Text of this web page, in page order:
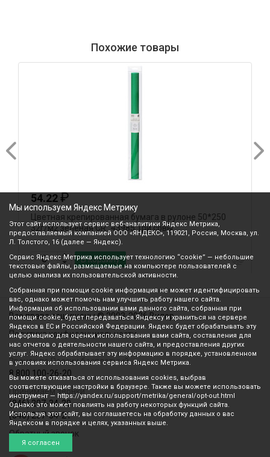
Похожие товары
54.22₽
Цветная крепированная бумага в рулоне 50*250
32г/м2 зеленая CR_43985 Три совы
В корзину
Все права защищены © 2003-2026 Вилор
Политика конфиденциальности
Звонок по России бесплатный
8 800 100-26-20
Принимаем звонки
(846) 207-34-20
(846) 207-34-21
Обратный звонок
Мы используем Яндекс Метрику
Этот сайт использует сервис веб-аналитики Яндекс Метрика,
предоставляемый компанией ООО «ЯНДЕКС», 119021, Россия, Москва, ул.
Л. Толстого, 16 (далее — Яндекс).
Сервис Яндекс Метрика использует технологию “cookie” — небольшие
текстовые файлы, размещаемые на компьютере пользователей с
целью анализа их пользовательской активности.
Собранная при помощи cookie информация не может идентифицировать
вас, однако может помочь нам улучшить работу нашего сайта.
Информация об использовании вами данного сайта, собранная при
помощи cookie, будет передаваться Яндексу и храниться на сервере
Яндекса в ЕС и Российской Федерации. Яндекс будет обрабатывать эту
информацию для оценки использования вами сайта, составления для
нас отчетов о деятельности нашего сайта, и предоставления других
услуг. Яндекс обрабатывает эту информацию в порядке, установленном
в условиях использования сервиса Яндекс Метрика.
Вы можете отказаться от использования cookies, выбрав
соответствующие настройки в браузере. Также вы можете использовать
инструмент — https://yandex.ru/support/metrika/general/opt-out.html
Однако это может повлиять на работу некоторых функций сайта.
Используя этот сайт, вы соглашаетесь на обработку данных о вас
Яндексом в порядке и целях, указанных выше.
Я согласен